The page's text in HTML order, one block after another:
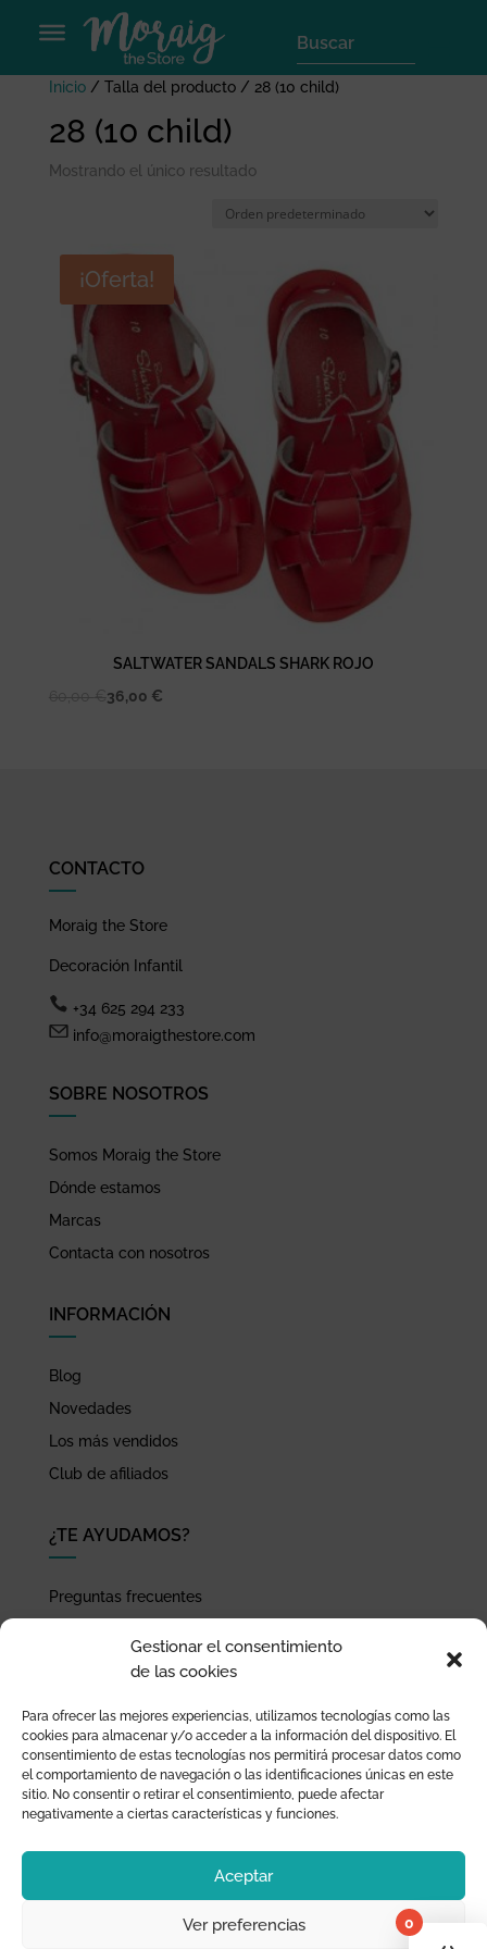
Gestionar el consentimiento
de las cookies
Para ofrecer las mejores experiencias, utilizamos tecnologías como las
cookies para almacenar y/o acceder a la información del dispositivo. El
consentimiento de estas tecnologías nos permitirá procesar datos como
el comportamiento de navegación o las identificaciones únicas en este
sitio. No consentir o retirar el consentimiento, puede afectar
negativamente a ciertas características y funciones.
Aceptar
Ver preferencias
Inicio/ Talla del producto / 28 (10 child)
28 (10 child)
Mostrando el único resultado
¡Oferta!
SALTWATER SANDALS SHARK ROJO
36,00 €
CONTACTO
Moraig the Store
Decoración Infantil
+34 625 294 233
info@moraigthestore.com
SOBRE NOSOTROS
Somos Moraig the Store
Dónde estamos
Marcas
Contacta con nosotros
INFORMACIÓN
Blog
Novedades
Los más vendidos
Club de afiliados
¿TE AYUDAMOS?
Preguntas frecuentes
Pago seguro
Devoluciones y garantía
0